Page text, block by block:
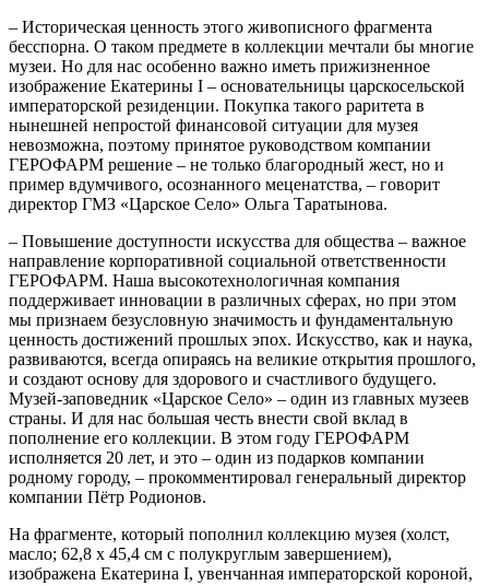
– Историческая ценность этого живописного фрагмента
бесспорна. О таком предмете в коллекции мечтали бы многие
музеи. Но для нас особенно важно иметь прижизненное
изображение Екатерины I – основательницы царскосельской
императорской резиденции. Покупка такого раритета в
нынешней непростой финансовой ситуации для музея
невозможна, поэтому принятое руководством компании
ГЕРОФАРМ решение – не только благородный жест, но и
пример вдумчивого, осознанного меценатства, – говорит
директор ГМЗ «Царское Село» Ольга Таратынова.
– Повышение доступности искусства для общества – важное
направление корпоративной социальной ответственности
ГЕРОФАРМ. Наша высокотехнологичная компания
поддерживает инновации в различных сферах, но при этом
мы признаем безусловную значимость и фундаментальную
ценность достижений прошлых эпох. Искусство, как и наука,
развиваются, всегда опираясь на великие открытия прошлого,
и создают основу для здорового и счастливого будущего.
Музей-заповедник «Царское Село» – один из главных музеев
страны. И для нас большая честь внести свой вклад в
пополнение его коллекции. В этом году ГЕРОФАРМ
исполняется 20 лет, и это – один из подарков компании
родному городу, – прокомментировал генеральный директор
компании Пётр Родионов.
На фрагменте, который пополнил коллекцию музея (холст,
масло; 62,8 х 45,4 см с полукруглым завершением),
изображена Екатерина I, увенчанная императорской короной,